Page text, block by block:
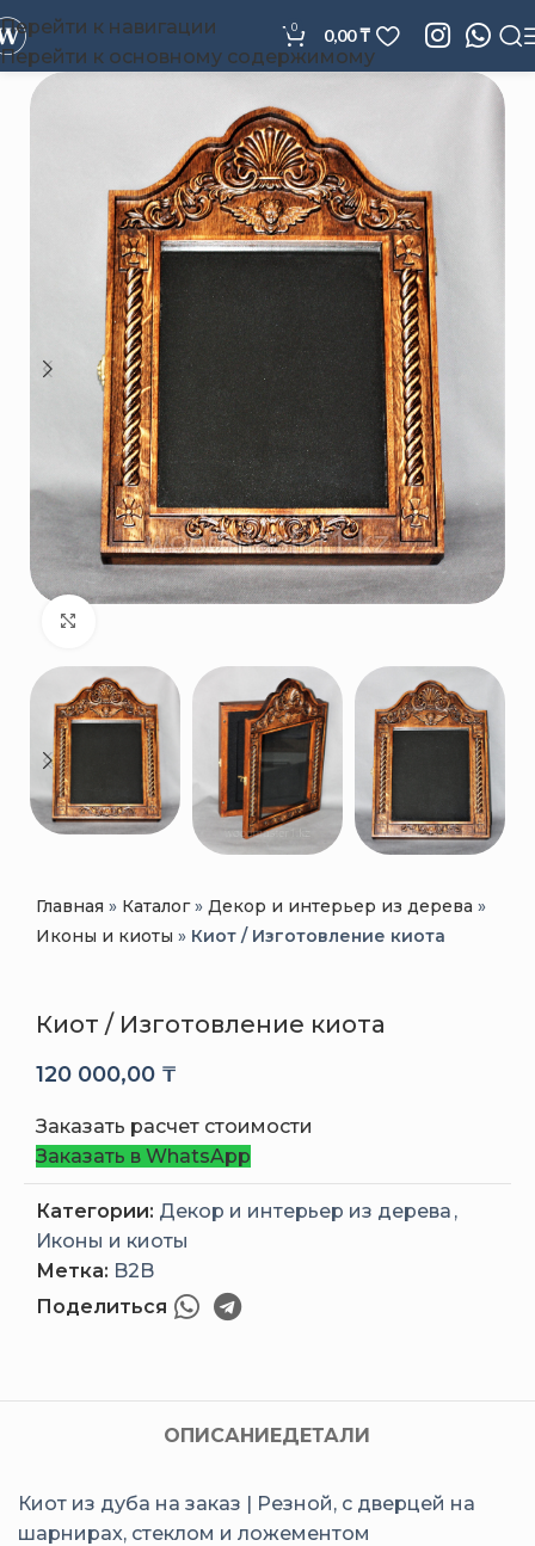
Перейти к навигации
Перейти к основному содержимому
0 0,00₸
Главная » Каталог» Декор и интерьер из дерева »
Иконы и киоты » Киот / Изготовление киота
Киот / Изготовление киота
120 000,00 ₸
Заказать расчет стоимости
Заказать в WhatsApp
Категории: Декор и интерьер из дерева ,
Иконы и киоты
Метка: B2B
Поделиться
ОПИСАНИЕДЕТАЛИ
Киот из дуба на заказ | Резной, с дверцей на
шарнирах, стеклом и ложементом